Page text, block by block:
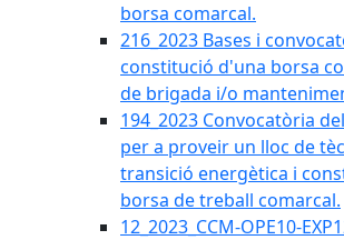
borsa comarcal.
216_2023 Bases i
constitució d'una borsa
de brigada i/o
194_2023 Convocatòria
per a proveir un lloc de
transició energètica i
borsa de treball comarcal.
12_2023_CCM-OPE10-